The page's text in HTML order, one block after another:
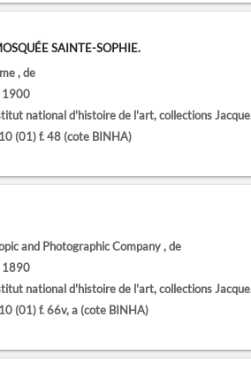
SAINTE-SOPHIE.
, de
1900
d'histoire de l'art, collections Jacques Doucet (Paris)
(01) f. 48 (cote BINHA)
and Photographic Company, de
1890
d'histoire de l'art, collections Jacques Doucet (Paris)
(01) f. 66v, a (cote BINHA)